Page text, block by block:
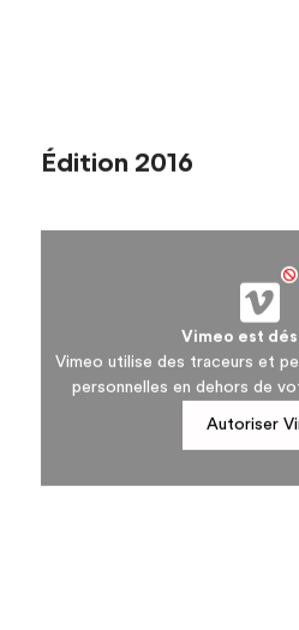
Édition 2016
Vimeo est
Vimeo utilise des traceurs et
personnelles en dehors de
Autoriser